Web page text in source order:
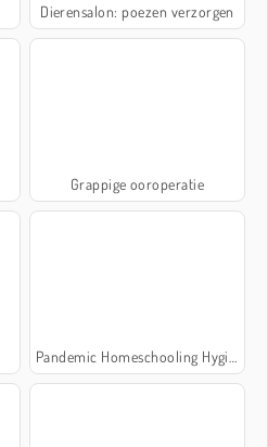
Dierensalon: poezen verzorgen
Grappige ooroperatie
Pandemic Homeschooling Hygiene